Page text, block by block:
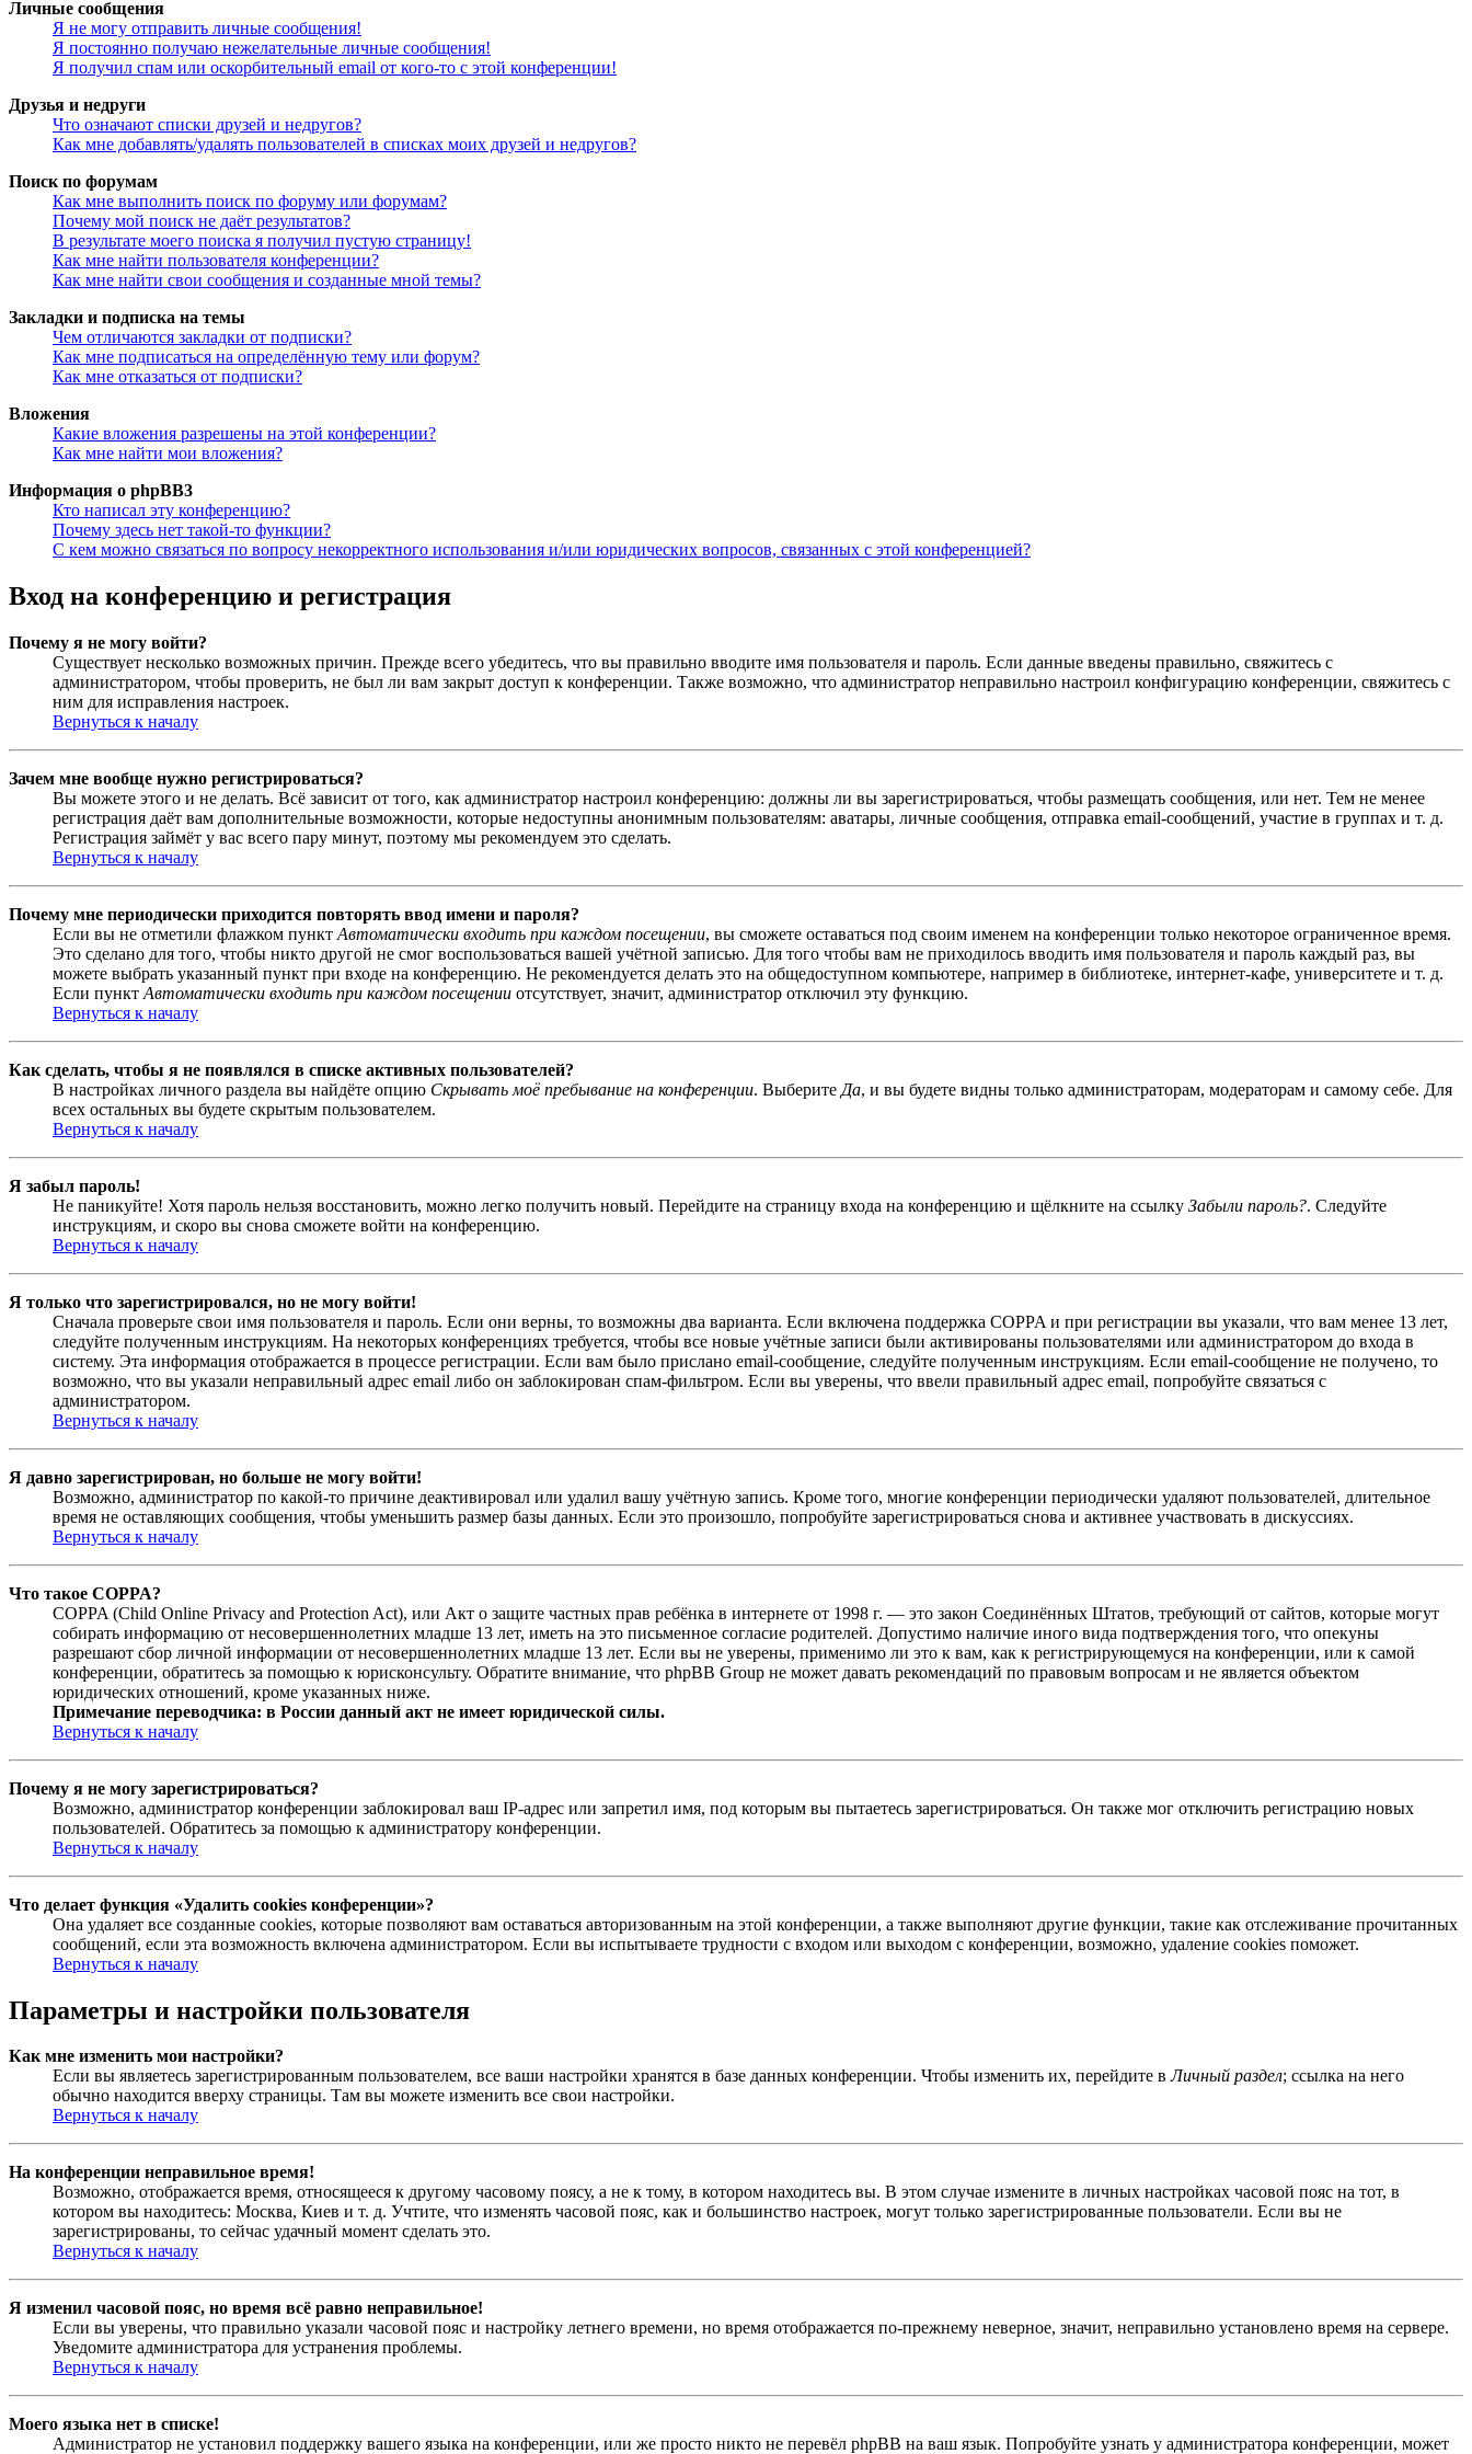
Личные сообщения
Я не могу отправить личные сообщения!
Я постоянно получаю нежелательные личные сообщения!
Я получил спам или оскорбительный email от кого-то с этой конференции!
Друзья и недруги
Что означают списки друзей и недругов?
Как мне добавлять/удалять пользователей в списках моих друзей и недругов?
Поиск по форумам
Как мне выполнить поиск по форуму или форумам?
Почему мой поиск не даёт результатов?
В результате моего поиска я получил пустую страницу!
Как мне найти пользователя конференции?
Как мне найти свои сообщения и созданные мной темы?
Закладки и подписка на темы
Чем отличаются закладки от подписки?
Как мне подписаться на определённую тему или форум?
Как мне отказаться от подписки?
Вложения
Какие вложения разрешены на этой конференции?
Как мне найти мои вложения?
Информация о phpBB3
Кто написал эту конференцию?
Почему здесь нет такой-то функции?
С кем можно связаться по вопросу некорректного использования и/или юридических вопросов, связанных с этой конференцией?
Вход на конференцию и регистрация
Почему я не могу войти?
Существует несколько возможных причин. Прежде всего убедитесь, что вы правильно вводите имя пользователя и пароль. Если данные введены правильно, свяжитесь с
администратором, чтобы проверить, не был ли вам закрыт доступ к конференции. Также возможно, что администратор неправильно настроил конфигурацию конференции, свяжитесь с
ним для исправления настроек.
Вернуться к началу
Зачем мне вообще нужно регистрироваться?
Вы можете этого и не делать. Всё зависит от того, как администратор настроил конференцию: должны ли вы зарегистрироваться, чтобы размещать сообщения, или нет. Тем не менее
регистрация даёт вам дополнительные возможности, которые недоступны анонимным пользователям: аватары, личные сообщения, отправка email-сообщений, участие в группах и т. д.
Регистрация займёт у вас всего пару минут, поэтому мы рекомендуем это сделать.
Вернуться к началу
Почему мне периодически приходится повторять ввод имени и пароля?
Если вы не отметили флажком пункт Автоматически входить при каждом посещении, вы сможете оставаться под своим именем на конференции только некоторое ограниченное время.
Это сделано для того, чтобы никто другой не смог воспользоваться вашей учётной записью. Для того чтобы вам не приходилось вводить имя пользователя и пароль каждый раз, вы
можете выбрать указанный пункт при входе на конференцию. Не рекомендуется делать это на общедоступном компьютере, например в библиотеке, интернет-кафе, университете и т. д.
Если пункт Автоматически входить при каждом посещении отсутствует, значит, администратор отключил эту функцию.
Вернуться к началу
Как сделать, чтобы я не появлялся в списке активных пользователей?
В настройках личного раздела вы найдёте опцию Скрывать моё пребывание на конференции. Выберите Да, и вы будете видны только администраторам, модераторам и самому себе. Для
всех остальных вы будете скрытым пользователем.
Вернуться к началу
Я забыл пароль!
Не паникуйте! Хотя пароль нельзя восстановить, можно легко получить новый. Перейдите на страницу входа на конференцию и щёлкните на ссылку Забыли пароль?. Следуйте
инструкциям, и скоро вы снова сможете войти на конференцию.
Вернуться к началу
Я только что зарегистрировался, но не могу войти!
Сначала проверьте свои имя пользователя и пароль. Если они верны, то возможны два варианта. Если включена поддержка COPPA и при регистрации вы указали, что вам менее 13 лет,
следуйте полученным инструкциям. На некоторых конференциях требуется, чтобы все новые учётные записи были активированы пользователями или администратором до входа в
систему. Эта информация отображается в процессе регистрации. Если вам было прислано email-сообщение, следуйте полученным инструкциям. Если email-сообщение не получено, то
возможно, что вы указали неправильный адрес email либо он заблокирован спам-фильтром. Если вы уверены, что ввели правильный адрес email, попробуйте связаться с
администратором.
Вернуться к началу
Я давно зарегистрирован, но больше не могу войти!
Возможно, администратор по какой-то причине деактивировал или удалил вашу учётную запись. Кроме того, многие конференции периодически удаляют пользователей, длительное
время не оставляющих сообщения, чтобы уменьшить размер базы данных. Если это произошло, попробуйте зарегистрироваться снова и активнее участвовать в дискуссиях.
Вернуться к началу
Что такое COPPA?
COPPA (Child Online Privacy and Protection Act), или Акт о защите частных прав ребёнка в интернете от 1998 г. — это закон Соединённых Штатов, требующий от сайтов, которые могут
собирать информацию от несовершеннолетних младше 13 лет, иметь на это письменное согласие родителей. Допустимо наличие иного вида подтверждения того, что опекуны
разрешают сбор личной информации от несовершеннолетних младше 13 лет. Если вы не уверены, применимо ли это к вам, как к регистрирующемуся на конференции, или к самой
конференции, обратитесь за помощью к юрисконсульту. Обратите внимание, что phpBB Group не может давать рекомендаций по правовым вопросам и не является объектом
юридических отношений, кроме указанных ниже.
Примечание переводчика: в России данный акт не имеет юридической силы.
Вернуться к началу
Почему я не могу зарегистрироваться?
Возможно, администратор конференции заблокировал ваш IP-адрес или запретил имя, под которым вы пытаетесь зарегистрироваться. Он также мог отключить регистрацию новых
пользователей. Обратитесь за помощью к администратору конференции.
Вернуться к началу
Что делает функция «Удалить cookies конференции»?
Она удаляет все созданные cookies, которые позволяют вам оставаться авторизованным на этой конференции, а также выполняют другие функции, такие как отслеживание прочитанных
сообщений, если эта возможность включена администратором. Если вы испытываете трудности с входом или выходом с конференции, возможно, удаление cookies поможет.
Вернуться к началу
Параметры и настройки пользователя
Как мне изменить мои настройки?
Если вы являетесь зарегистрированным пользователем, все ваши настройки хранятся в базе данных конференции. Чтобы изменить их, перейдите вЛичный раздел; ссылка на него
обычно находится вверху страницы. Там вы можете изменить все свои настройки.
Вернуться к началу
На конференции неправильное время!
Возможно, отображается время, относящееся к другому часовому поясу, а не к тому, в котором находитесь вы. В этом случае измените в личных настройках часовой пояс на тот, в
котором вы находитесь: Москва, Киев и т. д. Учтите, что изменять часовой пояс, как и большинство настроек, могут только зарегистрированные пользователи. Если вы не
зарегистрированы, то сейчас удачный момент сделать это.
Вернуться к началу
Я изменил часовой пояс, но время всё равно неправильное!
Если вы уверены, что правильно указали часовой пояс и настройку летнего времени, но время отображается по-прежнему неверное, значит, неправильно установлено время на сервере.
Уведомите администратора для устранения проблемы.
Вернуться к началу
Моего языка нет в списке!
Администратор не установил поддержку вашего языка на конференции, или же просто никто не перевёл phpBB на ваш язык. Попробуйте узнать у администратора конференции, может